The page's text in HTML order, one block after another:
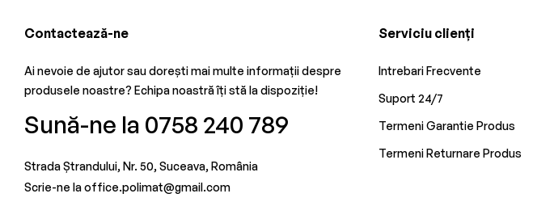
Contactează-ne
Ai nevoie de ajutor sau dorești mai multe informații despre
produsele noastre? Echipa noastră îți stă la dispoziție!
Sună-ne la 0758 240 789
Strada Ștrandului, Nr. 50, Suceava, România
Scrie-ne la office.polimat@gmail.com
Serviciu clienți
Intrebari Frecvente
Suport 24/7
Termeni Garantie Produs
Termeni Returnare Produs